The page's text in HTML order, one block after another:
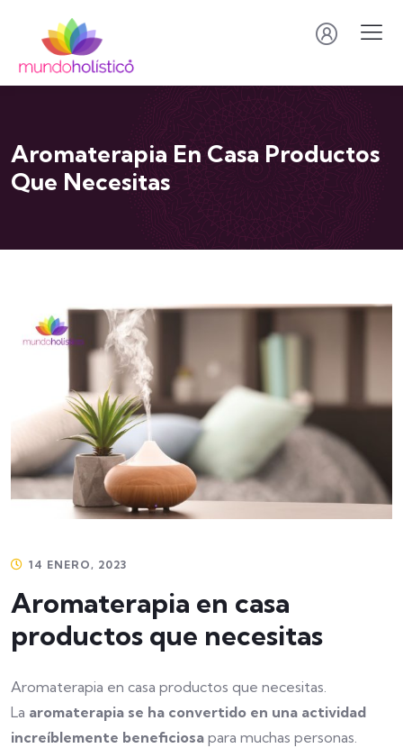
Aromaterapia En Casa Productos
Que Necesitas
14 ENERO, 2023
Aromaterapia en casa
productos que necesitas
Aromaterapia en casa productos que necesitas.
La aromaterapia se ha convertido en una actividad
increíblemente beneficiosa para muchas personas.